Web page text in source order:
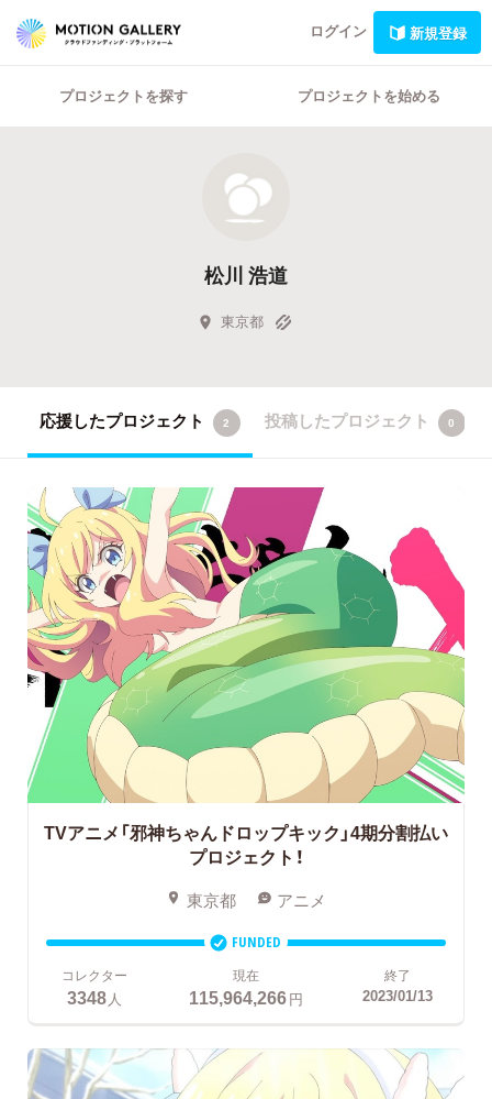
ログイン 新規登録
プロジェクトを探す プロジェクトを始める
松川 浩道
東京都
応援したプロジェクト 2 投稿したプロジェクト 0
TVアニメ「邪神ちゃんドロップキック」4期分割払い
プロジェクト！
東京都 アニメ
FUNDED
コレクター
3348 人
現在
115,964,266円
終了
2023/01/13